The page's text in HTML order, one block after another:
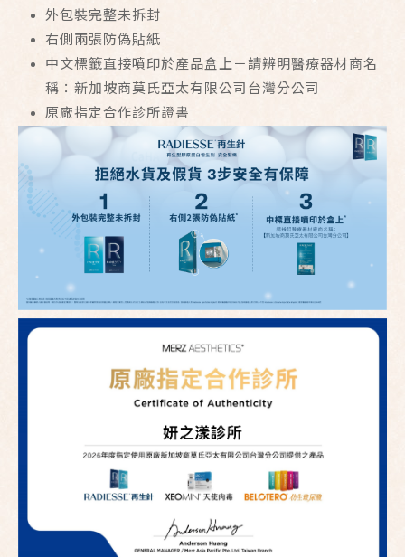
外包裝完整未拆封
右側兩張防偽貼紙
中文標籤直接噴印於產品盒上－請辨明醫療器材商名
稱：新加坡商莫氏亞太有限公司台灣分公司
原廠指定合作診所證書